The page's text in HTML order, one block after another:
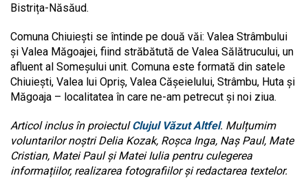
Bistrița-Năsăud.
Comuna Chiuiești se întinde pe două văi: Valea Strâmbului
și Valea Măgoajei, fiind străbătută de Valea Sălătrucului, un
afluent al Someșului unit. Comuna este formată din satele
Chiuiești, Valea lui Opriș, Valea Cășeielului, Strâmbu, Huta și
Măgoaja – localitatea în care ne-am petrecut și noi ziua.
Articol inclus în proiectulClujul Văzut Altfel. Mulțumim
voluntarilor noștri Delia Kozak, Roșca Inga, Naș Paul, Mate
Cristian, Matei Paul și Matei Iulia pentru culegerea
informațiilor, realizarea fotografiilor și redactarea textelor.